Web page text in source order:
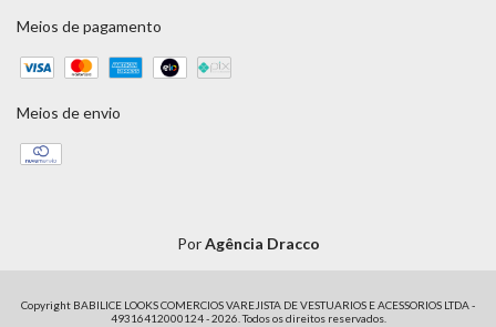
Meios de pagamento
Meios de envio
PorAgência Dracco
Copyright BABILICE LOOKS COMERCIOS VAREJISTA DE VESTUARIOS E ACESSORIOS LTDA -
49316412000124 - 2026. Todos os direitos reservados.